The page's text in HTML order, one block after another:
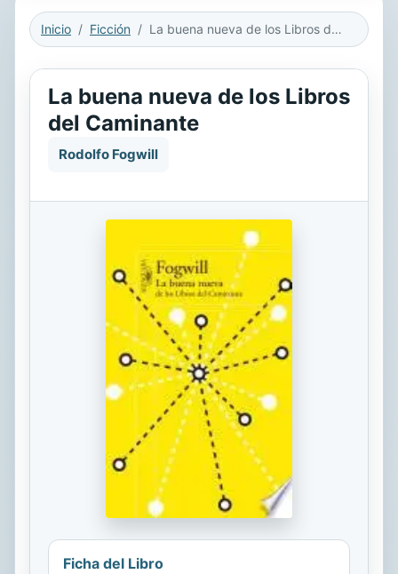
Inicio Ficción La buena nueva de los Libros del Caminante
La buena nueva de los Libros
del Caminante
Rodolfo Fogwill
Ficha del Libro